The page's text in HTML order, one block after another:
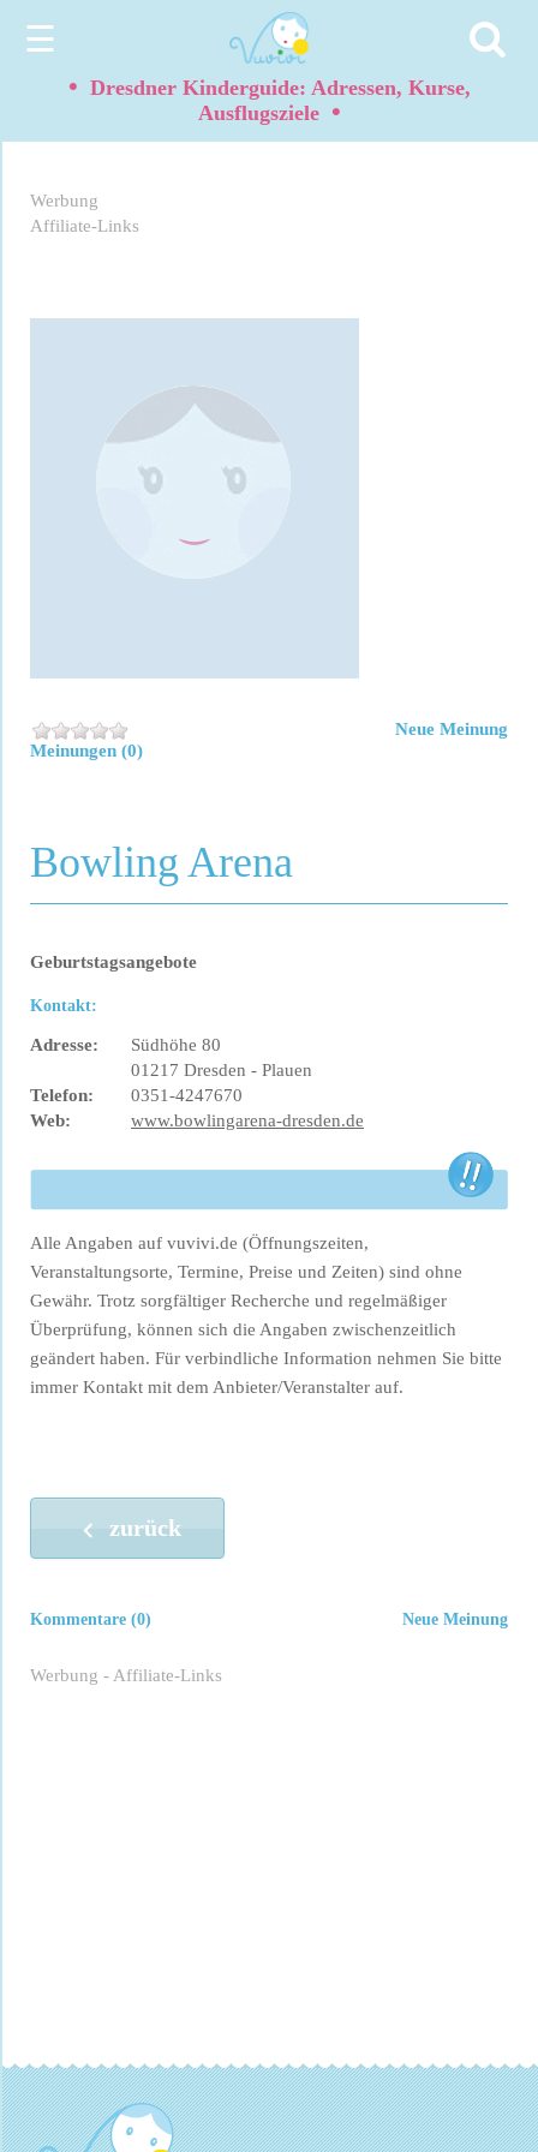
☰
• Dresdner Kinderguide: Adressen, Kurse,
Ausflugsziele •
Werbung
Affiliate-Links
Meinungen (0)
Neue Meinung
Bowling Arena
Geburtstagsangebote
Kontakt:
Adresse:
Südhöhe 80
01217 Dresden - Plauen
Telefon:
0351-4247670
Web:
www.bowlingarena-dresden.de
Alle Angaben auf vuvivi.de (Öffnungszeiten,
Veranstaltungsorte, Termine, Preise und Zeiten) sind ohne
Gewähr. Trotz sorgfältiger Recherche und regelmäßiger
Überprüfung, können sich die Angaben zwischenzeitlich
geändert haben. Für verbindliche Information nehmen Sie bitte
immer Kontakt mit dem Anbieter/Veranstalter auf.
zurück
Neue Meinung
Kommentare (0)
Werbung - Affiliate-Links